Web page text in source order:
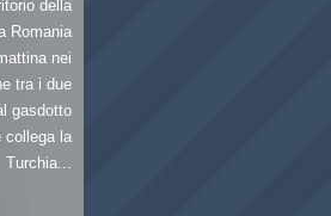
della
Romania
nei
tra i due
gasdotto
collega la
Turchia...